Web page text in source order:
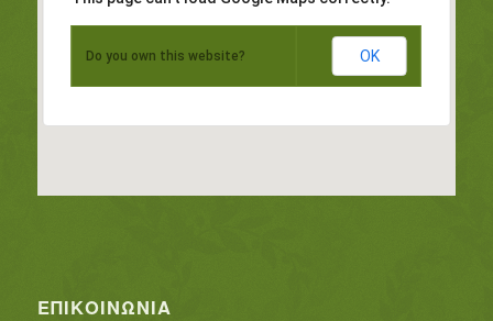
Do you own this website? OK
ΕΠΙΚΟΙΝΩΝΊΑ